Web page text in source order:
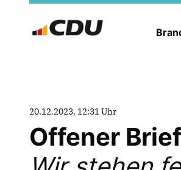
20.12.2023, 12:31 Uhr
Offener